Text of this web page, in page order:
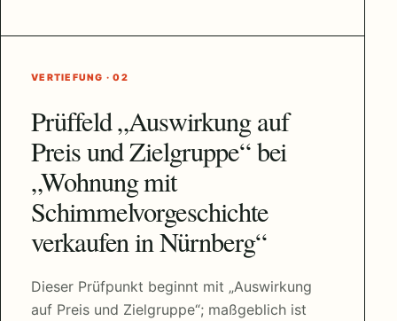
VERTIEFUNG · 02
Prüffeld „Auswirkung auf
Preis und Zielgruppe“ bei
„Wohnung mit
Schimmelvorgeschichte
verkaufen in Nürnberg“
Dieser Prüfpunkt beginnt mit „Auswirkung
auf Preis und Zielgruppe“; maßgeblich ist